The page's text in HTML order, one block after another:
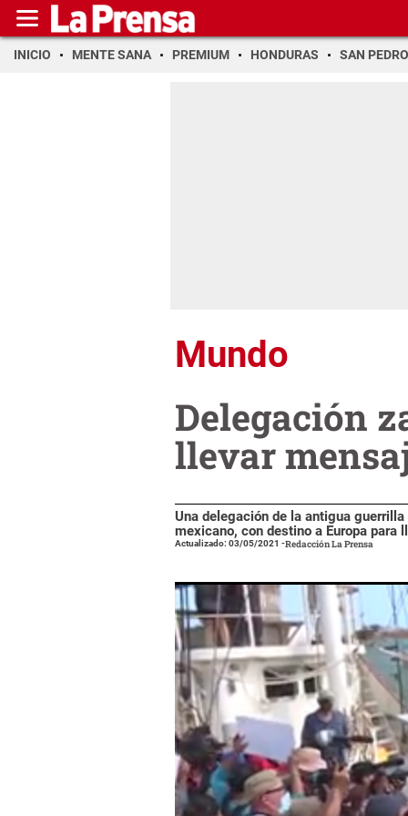
INICIO MENTE SANA PREMIUM HONDURAS SAN PEDRO
Mundo
Delegación
llevar
Una delegación de la antigua
mexicano, con destino a Europa
Actualizado: 03/05/2021 -Redacción La Prensa